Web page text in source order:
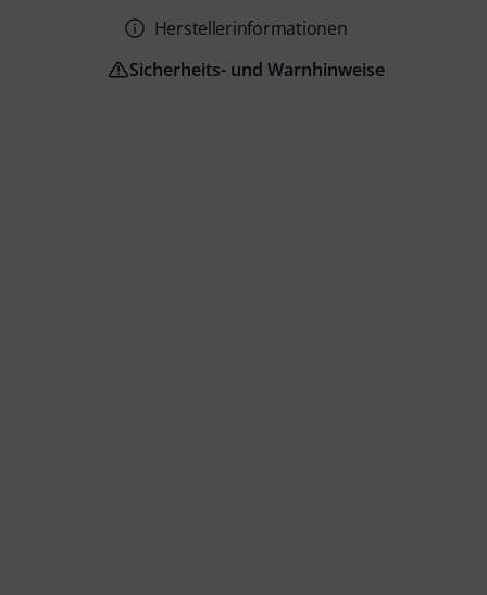
Herstellerinformationen
Sicherheits- und Warnhinweise